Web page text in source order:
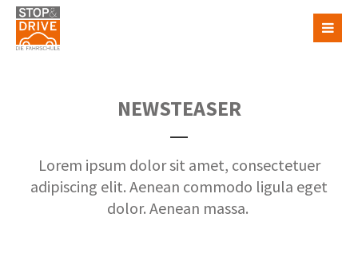
NEWSTEASER
Lorem ipsum dolor sit amet, consectetuer
adipiscing elit. Aenean commodo ligula eget
dolor. Aenean massa.